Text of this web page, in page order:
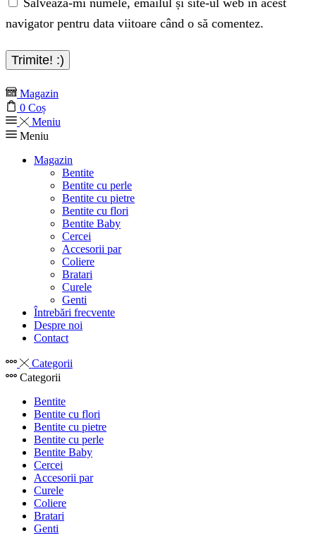
navigator pentru data viitoare când o să comentez.
Magazin
0 Coș
Meniu
Meniu
Magazin
Bentite
Bentite cu perle
Bentite cu pietre
Bentite cu flori
Bentite Baby
Cercei
Accesorii par
Coliere
Bratari
Curele
Genti
Întrebări frecvente
Despre noi
Contact
Categorii
Categorii
Bentite
Bentite cu flori
Bentite cu pietre
Bentite cu perle
Bentite Baby
Cercei
Accesorii par
Curele
Coliere
Bratari
Genti